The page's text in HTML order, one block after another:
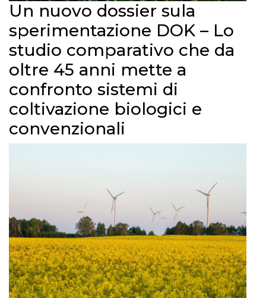
Un nuovo dossier sula
sperimentazione DOK – Lo
studio comparativo che da
oltre 45 anni mette a
confronto sistemi di
coltivazione biologici e
convenzionali